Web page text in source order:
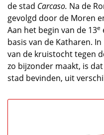
de stad Carcaso. Na de
gevolgd door de Moren
Aan het begin van de 13e
basis van de Katharen.
van de kruistocht tegen
zo bijzonder maakt, is
stad bevinden, uit